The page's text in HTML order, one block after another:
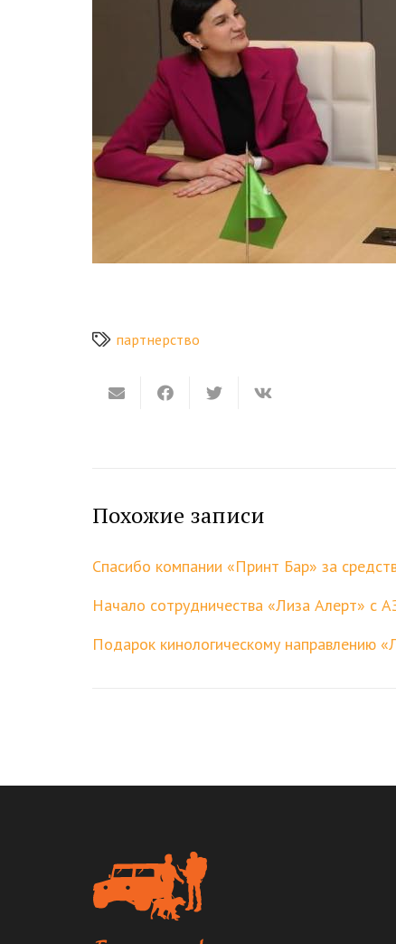
партнерство
Похожие записи
Спасибо компании «Принт Бар» за
Начало сотрудничества «Лиза Алерт» с
Подарок кинологическому направлению